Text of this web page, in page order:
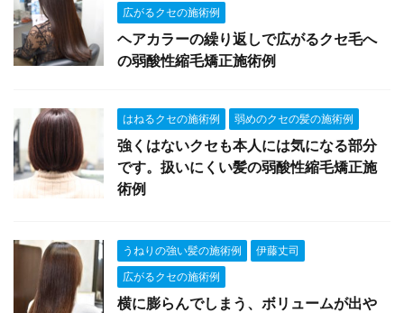
広がるクセの施術例
ヘアカラーの繰り返しで広がるクセ毛へ
の弱酸性縮毛矯正施術例
はねるクセの施術例 弱めのクセの髪の施術例
強くはないクセも本人には気になる部分
です。扱いにくい髪の弱酸性縮毛矯正施
術例
うねりの強い髪の施術例
伊藤丈司
広がるクセの施術例
横に膨らんでしまう、ボリュームが出や